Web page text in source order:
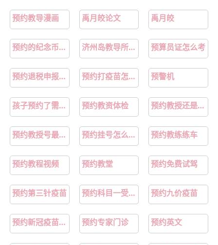
预约教导漫画 禹月皎论文 禹月皎
预约的纪念币不兑换会进黑名单吗 济州岛教导所怎么预约 预算员证怎么考
预约退税申报流程步骤 预约打疫苗怎么预约 预警机
孩子预约了需要怎么教导 预约教资体检 预约教授还是主治医师
预约教授号最快的方法 预约挂号怎么操作 预约教练练车
预约教程视频 预约教堂 预约免费试驾
预约第三针疫苗 预约科目一受理要多久 预约九价疫苗
预约新冠疫苗怎么预约 预约专家门诊 预约英文